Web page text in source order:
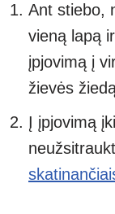
Ant stiebo,
vieną lapą
įpjovimą į
žievės
Į įpjovimą